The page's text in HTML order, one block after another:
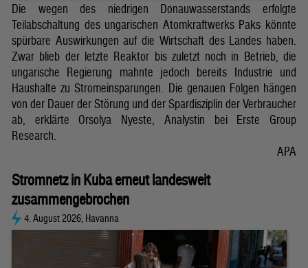
Die wegen des niedrigen Donauwasserstands erfolgte
Teilabschaltung des ungarischen Atomkraftwerks Paks könnte
spürbare Auswirkungen auf die Wirtschaft des Landes haben.
Zwar blieb der letzte Reaktor bis zuletzt noch in Betrieb, die
ungarische Regierung mahnte jedoch bereits Industrie und
Haushalte zu Stromeinsparungen. Die genauen Folgen hängen
von der Dauer der Störung und der Spardisziplin der Verbraucher
ab, erklärte Orsolya Nyeste, Analystin bei Erste Group
Research.
APA
Stromnetz in Kuba erneut landesweit
zusammengebrochen
4. August 2026, Havanna